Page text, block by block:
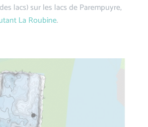
lacs) sur les lacs de Parempuyre,
La Roubine.